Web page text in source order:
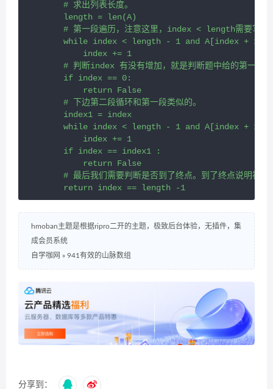
        # 求出列表长度。
        length = len(A)
# 第一段遍历，注意这里，index < length需要写到
while index < length - 1 and A[index + 1]
            index += 1
# 判断index 有没有增加，就是判断题中给的第一个
        if index == 0:
            return False
        # 下边第二段循环和第一段类似的。
        index1 = index
while index < length - 1 and A[index + 1]
            index += 1
        if index == index1 :
            return False
# 最后我们需要判断是否到了终点。到了终点说明符合
        return index == length -1
hmoban主题是根据ripro二开的主题，极致后台体验，无插件，集
成会员系统
自学咖网 » 941有效的山脉数组
分享到：